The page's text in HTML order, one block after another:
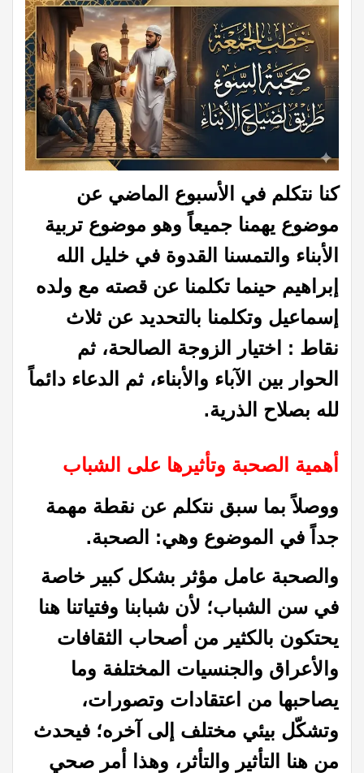
كنا نتكلم في الأسبوع الماضي عن
موضوع يهمنا جميعاً وهو موضوع تربية
الأبناء والتمسنا القدوة في خليل الله
إبراهيم حينما تكلمنا عن قصته مع ولده
إسماعيل وتكلمنا بالتحديد عن ثلاث
نقاط : اختيار الزوجة الصالحة، ثم
الحوار بين الآباء والأبناء، ثم الدعاء دائماً
لله بصلاح الذرية.
أهمية الصحبة وتأثيرها على الشباب
ووصلاً بما سبق نتكلم عن نقطة مهمة
جداً في الموضوع وهي: الصحبة.
والصحبة عامل مؤثر بشكل كبير خاصة
في سن الشباب؛ لأن شبابنا وفتياتنا هنا
يحتكون بالكثير من أصحاب الثقافات
والأعراق والجنسيات المختلفة وما
يصاحبها من اعتقادات وتصورات،
وتشكّل بيئي مختلف إلى آخره؛ فيحدث
من هنا التأثير والتأثر، وهذا أمر صحي